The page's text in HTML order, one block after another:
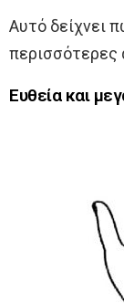
Αυτό δείχνει
περισσότερες
Ευθεία και